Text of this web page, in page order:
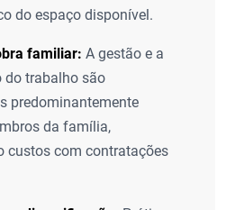
do espaço disponível.
familiar: A gestão e a
do trabalho são
predominantemente
da família,
custos com contratações